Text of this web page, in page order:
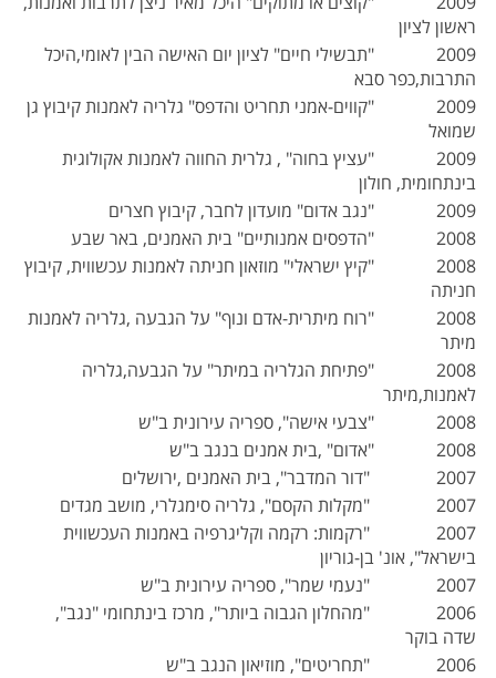
ראשון לציון
2009 "תבשילי חיים" לציון יום האישה הבין לאומי,היכל
התרבות,כפר סבא
2009 "קווים-אמני תחריט והדפס" גלריה לאמנות קיבוץ גן
שמואל
2009 "עציץ בחוה" , גלרית החווה לאמנות אקולוגית
בינתחומית, חולון
2009 "נגב אדום" מועדון לחבר, קיבוץ חצרים
2008 "הדפסים אמנותיים" בית האמנים, באר שבע
2008 "קיץ ישראלי" מוזאון חניתה לאמנות עכשווית, קיבוץ
חניתה
2008 "רוח מיתרית-אדם ונוף" על הגבעה ,גלריה לאמנות
מיתר
2008 "פתיחת הגלריה במיתר" על הגבעה,גלריה
לאמנות,מיתר
2008 "צבעי אישה", ספריה עירונית ב"ש
2008 "אדום" ,בית אמנים בנגב ב"ש
2007 "דור המדבר", בית האמנים ,ירושלים
2007 "מקלות הקסם", גלריה סימגלרי, מושב מגדים
2007 "רקמות: רקמה וקליגרפיה באמנות העכשווית
בישראל", אונ' בן-גוריון
2007 "נעמי שמר", ספריה עירונית ב"ש
2006 "מהחלון הגבוה ביותר", מרכז בינתחומי "נגב",
שדה בוקר
2006 "תחריטים", מוזיאון הנגב ב"ש